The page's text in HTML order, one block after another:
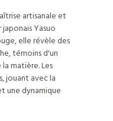
artisanale et
Yasuo
elle révèle des
témoins d'un
matière. Les
jouant avec la
une dynamique